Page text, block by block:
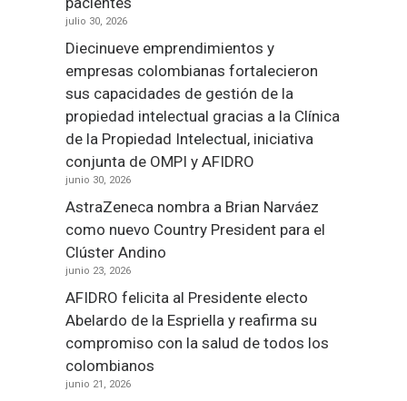
julio 30, 2026
Diecinueve emprendimientos y
empresas colombianas fortalecieron
sus capacidades de gestión de la
propiedad intelectual gracias a la Clínica
de la Propiedad Intelectual, iniciativa
conjunta de OMPI y AFIDRO
junio 30, 2026
AstraZeneca nombra a Brian Narváez
como nuevo Country President para el
Clúster Andino
junio 23, 2026
AFIDRO felicita al Presidente electo
Abelardo de la Espriella y reafirma su
compromiso con la salud de todos los
colombianos
junio 21, 2026